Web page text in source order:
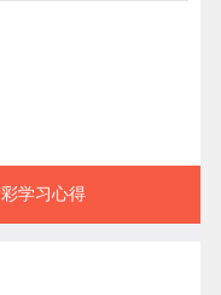
学习心得